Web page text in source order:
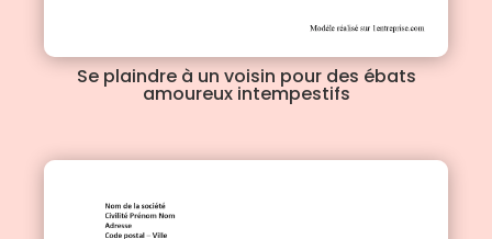
Se plaindre à un voisin pour des ébats
amoureux intempestifs